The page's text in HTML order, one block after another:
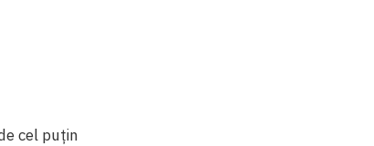
cel puțin